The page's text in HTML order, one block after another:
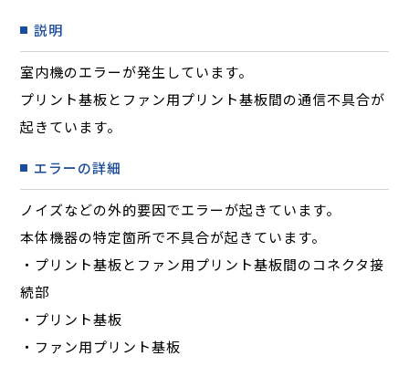
説明
室内機のエラーが発生しています。
プリント基板とファン用プリント基板間の通信不具合が
起きています。
エラーの詳細
ノイズなどの外的要因でエラーが起きています。
本体機器の特定箇所で不具合が起きています。
・プリント基板とファン用プリント基板間のコネクタ接
続部
・プリント基板
・ファン用プリント基板